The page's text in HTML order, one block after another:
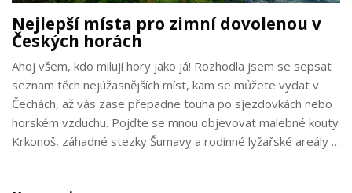
Nejlepší místa pro zimní dovolenou v
Českých horách
Ahoj všem, kdo milují hory jako já! Rozhodla jsem se sepsat
seznam těch nejúžasnějších míst, kam se můžete vydat v
Čechách, až vás zase přepadne touha po sjezdovkách nebo
horském vzduchu. Pojďte se mnou objevovat malebné kouty
Krkonoš, záhadné stezky Šumavy a rodinné lyžařské areály v